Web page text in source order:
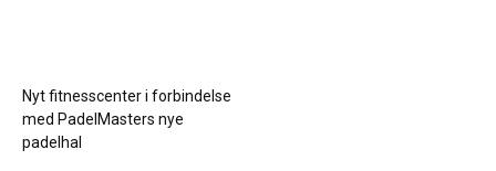
Nyt fitnesscenter i forbindelse
med PadelMasters nye
padelhal